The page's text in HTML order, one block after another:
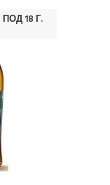
ПОД 18 Г.